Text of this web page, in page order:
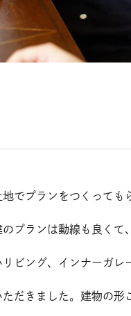
でプランをつくっても
プランは動線も良くて
ビング、インナーガレ
だきました。建物の